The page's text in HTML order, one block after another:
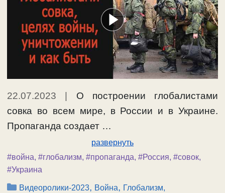
22.07.2023 | О построении глобалистами
совка во всем мире, в России и в Украине.
Пропаганда создает …
развернуть
#война, #глобализм, #пропаганда, #Россия, #совок,
#Украина
Рубрики
Видеоролики-2023, Война, Глобализм,